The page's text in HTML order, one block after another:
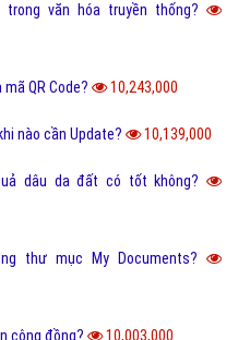
văn hóa truyền thống?
QR Code? 10,243,000
nào cần Update? 10,139,000
dâu da đất có tốt không?
thư mục My Documents?
cộng đồng? 10,003,000